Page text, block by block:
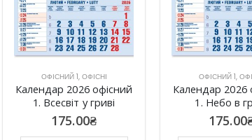
ОФІСНИЙ 1, ОФІСНІ
Календар 2026 офісний
1. Всесвіт у гриві
175.00₴
ОФІСНИЙ 1,
Календар 2026
1. Небо в
175.00